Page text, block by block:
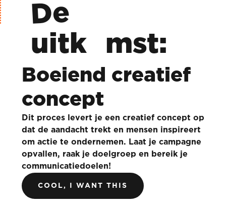
De
uitk mst:
Boeiend creatief
concept
Dit proces levert je een creatief concept op
dat de aandacht trekt en mensen inspireert
om actie te ondernemen. Laat je campagne
opvallen, raak je doelgroep en bereik je
communicatiedoelen!
COOL, I WANT THIS